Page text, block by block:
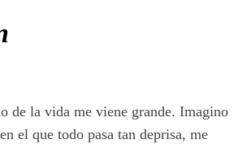
de la vida me viene grande. Imagino
el que todo pasa tan deprisa, me